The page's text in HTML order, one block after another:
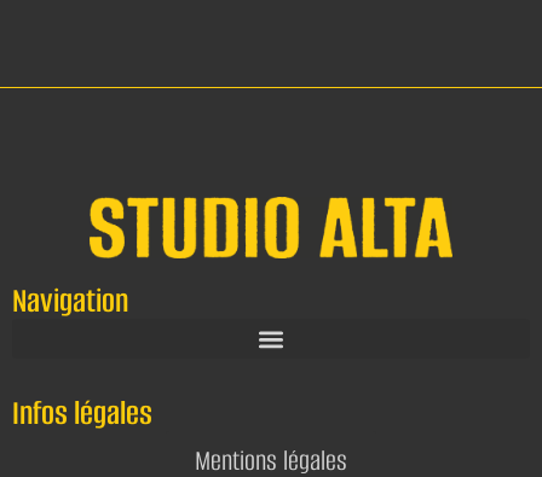
Navigation
Infos légales
Mentions légales